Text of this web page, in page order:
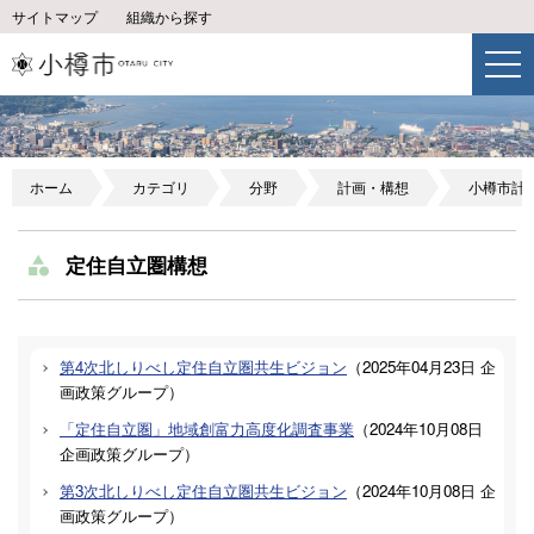
サイトマップ 組織から探す
ホーム カテゴリ 分野 計画・構想 小樽市計
定住自立圏構想
第4次北しりべし定住自立圏共生ビジョン （2025年04月23日 企
画政策グループ）
「定住自立圏」地域創富力高度化調査事業 （2024年10月08日
企画政策グループ）
第3次北しりべし定住自立圏共生ビジョン （2024年10月08日 企
画政策グループ）